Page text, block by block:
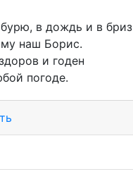
в дождь и в бриз
наш Борис.
и годен
погоде.